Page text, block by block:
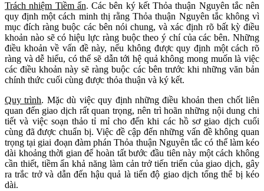
Trách nhiệm Tiềm ẩn. Các bên ký kết Thỏa thuận Nguyên tắc nên
quy định một cách minh thị rằng Thỏa thuận Nguyên tắc không vì
mục đích ràng buộc các bên nói chung, và xác định rõ bất kỳ điều
khoản nào sẽ có hiệu lực ràng buộc theo ý chí của các bên. Những
điều khoản về vấn đề này, nếu không được quy định một cách rõ
ràng và dễ hiểu, có thể sẽ dẫn tới hệ quả không mong muốn là việc
các điều khoản này sẽ ràng buộc các bên trước khi những văn bản
chính thức cuối cùng được thỏa thuận và ký kết.
Quy trình. Mặc dù việc quy định những điều khoản then chốt liên
quan đến giao dịch rất quan trọng, nên trì hoãn những nội dung chi
tiết và việc soạn thảo tỉ mỉ cho đến khi các hồ sơ giao dịch cuối
cùng đã được chuẩn bị. Việc đề cập đến những vấn đề không quan
trọng tại giai đoạn đàm phán Thỏa thuận Nguyên tắc có thể làm kéo
dài khoảng thời gian để hoàn tất bước đầu tiên này một cách không
cần thiết, tiềm ẩn khả năng làm cản trở tiến triển của giao dịch, gây
ra trắc trở và dẫn đến hậu quả là tiến độ giao dịch tổng thể bị kéo
dài.